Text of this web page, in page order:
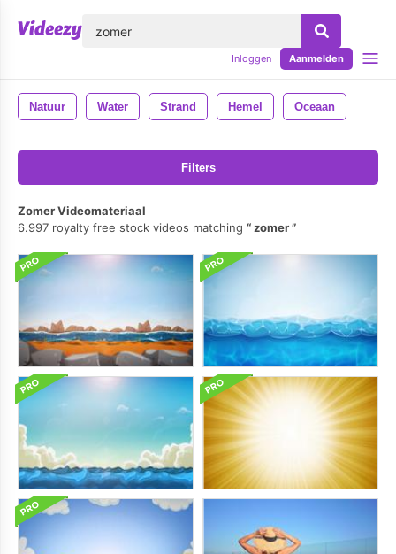
Inloggen Aanmelden
Natuur Water Strand Hemel Oceaan
Filters
Zomer Videomateriaal
6.997 royalty free stock videos matching
zomer